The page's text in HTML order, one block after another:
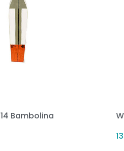
Bambolina